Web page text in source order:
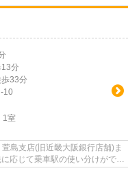
13分
歩33分
10
1室
島支店(旧近畿大阪銀行店舗)ま
応じて乗車駅の使い分けができ